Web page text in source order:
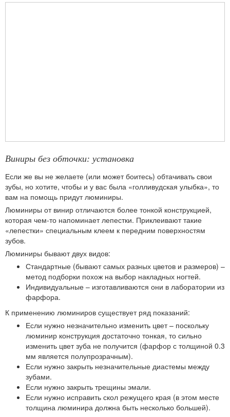
Виниры без обточки: установка
Если же вы не желаете (или может боитесь) обтачивать свои
зубы, но хотите, чтобы и у вас была «голливудская улыбка», то
вам на помощь придут люминиры.
Люминиры от винир отличаются более тонкой конструкцией,
которая чем-то напоминает лепестки. Приклеивают такие
«лепестки» специальным клеем к передним поверхностям
зубов.
Люминиры бывают двух видов:
Стандартные (бывают самых разных цветов и размеров) –
метод подборки похож на выбор накладных ногтей.
Индивидуальные – изготавливаются они в лаборатории из
фарфора.
К применению люминиров существует ряд показаний:
Если нужно незначительно изменить цвет – поскольку
люминир конструкция достаточно тонкая, то сильно
изменить цвет зуба не получится (фарфор с толщиной 0.3
мм является полупрозрачным).
Если нужно закрыть незначительные диастемы между
зубами.
Если нужно закрыть трещины эмали.
Если нужно исправить скол режущего края (в этом месте
толщина люминира должна быть несколько большей).